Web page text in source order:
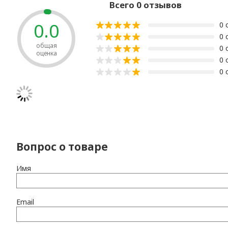
0.0
общая
оценка
Всего 0 отзывов
0
0
0
0
0
Вопрос о товаре
Имя
Email